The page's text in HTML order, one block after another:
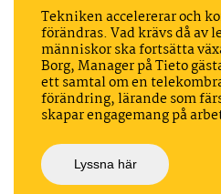
Tekniken accelererar och
förändras. Vad krävs då av
människor ska fortsätta
Borg, Manager på Tieto
ett samtal om en
förändring, lärande som
skapar engagemang på
Lyssna här